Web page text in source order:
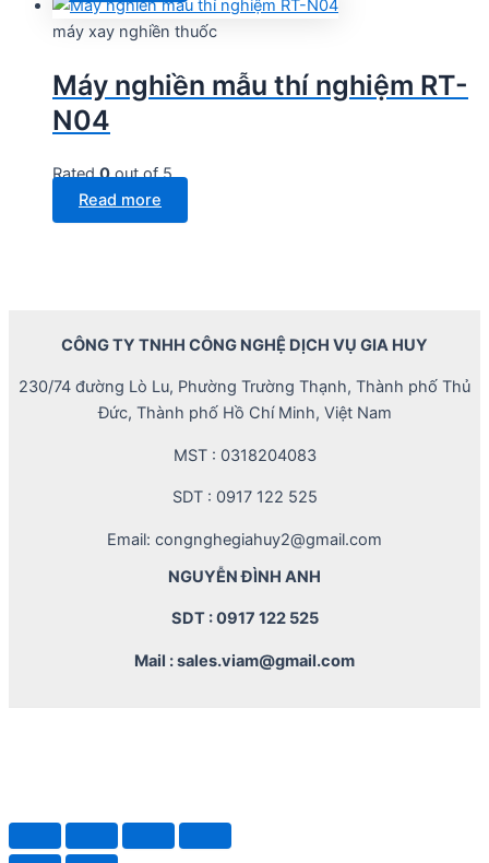
máy xay nghiền thuốc
Máy nghiền mẫu thí nghiệm RT-
N04
Rated0out of 5
Read more
CÔNG TY TNHH CÔNG NGHỆ DỊCH VỤ GIA HUY
230/74 đường Lò Lu, Phường Trường Thạnh, Thành phố Thủ
Đức, Thành phố Hồ Chí Minh, Việt Nam
MST : 0318204083
SDT : 0917 122 525
Email: congnghegiahuy2@gmail.com
NGUYỄN ĐÌNH ANH
SDT : 0917 122 525
Mail : sales.viam@gmail.com